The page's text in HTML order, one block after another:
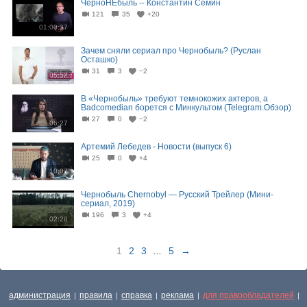
01:00:37
ЧерноНЕбыль -- Константин Сёмин
121 35 +20
05:52
Зачем сняли сериал про Чернобыль? (Руслан
Осташко)
31 3 −2
06:27
В «Чернобыль» требуют темнокожих актеров, а
Badcomedian борется с Минкультом (Telegram.Обзор)
27 0 −2
10:07
Артемий Лебедев - Новости (выпуск 6)
25 0 +4
02:28
Чернобыль Chernobyl — Русский Трейлер (Мини-
сериал, 2019)
196 3 +4
1 2 3 5 →
администрация | правила | справка | реклама | для правообладателей |